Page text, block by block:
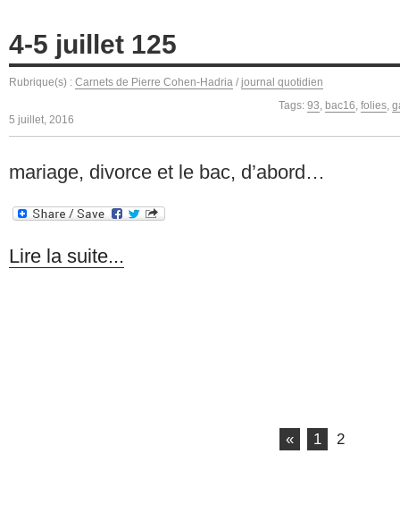
4-5 juillet 125
Rubrique(s) : Carnets de Pierre Cohen-Hadria / journal quotidien
Tags: 93, bac16, folies,
5 juillet, 2016
mariage, divorce et le bac, d’abord…
Lire la suite...
« 1 2